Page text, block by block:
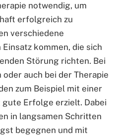
notwendig, um
erfolgreich zu
verschiedene
kommen, die sich
Störung richten. Bei
auch bei der Therapie
zum Beispiel mit einer
Erfolge erzielt. Dabei
in langsamen Schritten
begegnen und mit